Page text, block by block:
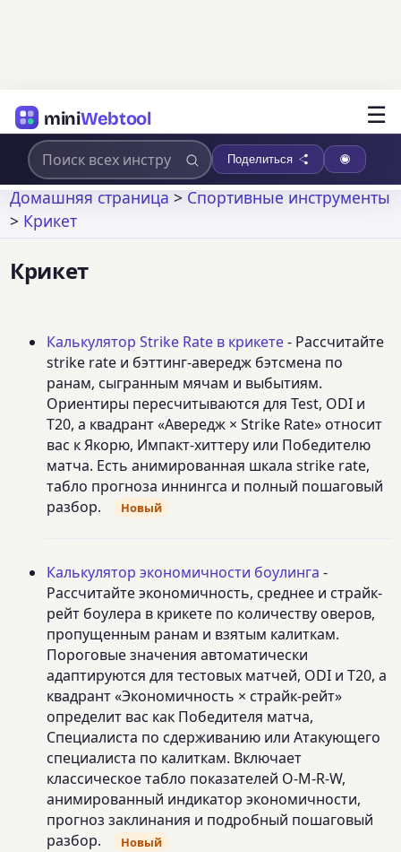
miniWebtool ☰
Поделиться
Домашняя страница>Спортивные инструменты
> Крикет
Крикет
Калькулятор Strike Rate в крикете- Рассчитайте
strike rate и бэттинг-авередж бэтсмена по
ранам, сыгранным мячам и выбытиям.
Ориентиры пересчитываются для Test, ODI и
T20, а квадрант «Авередж × Strike Rate» относит
вас к Якорю, Импакт-хиттеру или Победителю
матча. Есть анимированная шкала strike rate,
табло прогноза иннингса и полный пошаговый
разбор.
Новый
Калькулятор экономичности боулинга -
Рассчитайте экономичность, среднее и страйк-
рейт боулера в крикете по количеству оверов,
пропущенным ранам и взятым калиткам.
Пороговые значения автоматически
адаптируются для тестовых матчей, ODI и T20, а
квадрант «Экономичность × страйк-рейт»
определит вас как Победителя матча,
Специалиста по сдерживанию или Атакующего
специалиста по калиткам. Включает
классическое табло показателей O-M-R-W,
анимированный индикатор экономичности,
прогноз заклинания и подробный пошаговый
разбор.
Новый